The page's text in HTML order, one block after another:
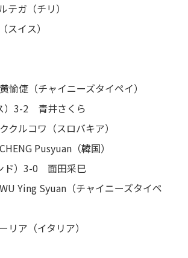
ガ（チリ）
イス）
倢（チャイニーズタイペイ）
）3-2 青井さくら
ルコワ（スロバキア）
Pusyuan（韓国）
ド）3-0 面田采巳
Ying Syuan（チャイニーズタイペ
ア（イタリア）